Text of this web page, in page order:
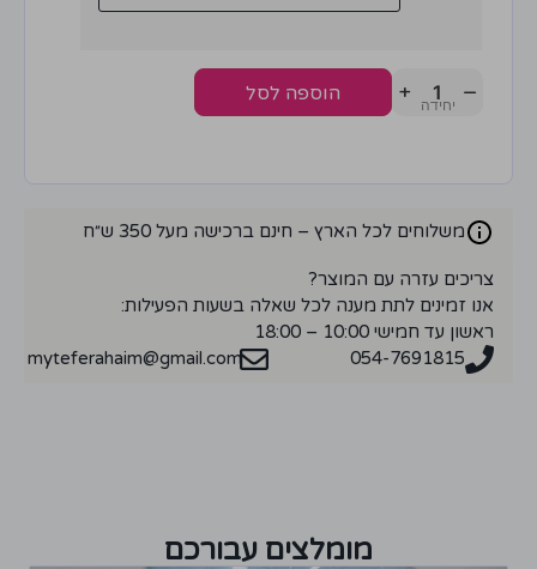
−
+ הוספה לסל
משלוחים לכל הארץ – חינם ברכישה מעל 350 ש״ח
צריכים עזרה עם המוצר?
אנו זמינים לתת מענה לכל שאלה בשעות הפעילות:
ראשון עד חמישי 10:00 – 18:00
054-7691815
myteferahaim@gmail.com
מומלצים עבורכם